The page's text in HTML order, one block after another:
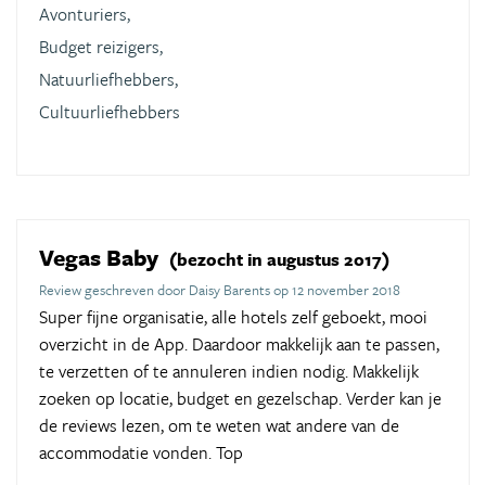
Avonturiers,
Budget reizigers,
Natuurliefhebbers,
Cultuurliefhebbers
Vegas Baby (bezocht in augustus 2017)
Review geschreven door Daisy Barents op 12 november 2018
Super fijne organisatie, alle hotels zelf geboekt, mooi
overzicht in de App. Daardoor makkelijk aan te passen,
te verzetten of te annuleren indien nodig. Makkelijk
zoeken op locatie, budget en gezelschap. Verder kan je
de reviews lezen, om te weten wat andere van de
accommodatie vonden. Top